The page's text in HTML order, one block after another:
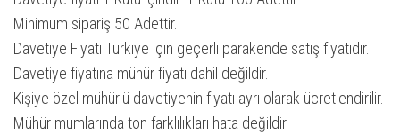
Minimum sipariş 50 Adettir.
Davetiye Fiyatı Türkiye için geçerli parakende satış fiyatıdır.
Davetiye fiyatına mühür fiyatı dahil değildir.
Kişiye özel mühürlü davetiyenin fiyatı ayrı olarak ücretlendirilir.
Mühür mumlarında ton farklılıkları hata değildir.